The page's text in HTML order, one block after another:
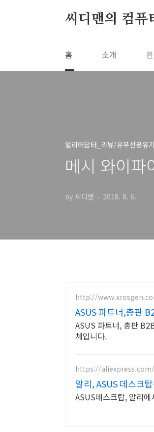
씨디맨의 컴퓨
홈 소개
얼리어답터_리뷰/유무선공유기
메시 와이
by 씨디맨 2018. 8. 6.
http://
ASUS 파트너,총판
ASUS 파트너, 총판 B2B 전문 솔루션 기업 ASUS, Realsense, Supermicro 공식 IT 업
체입니다.
https://aliexpress.com/
알리, ASUS 데스크
ASUS데스크탑, 알리